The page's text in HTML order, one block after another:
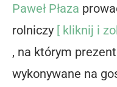
Paweł Płaza
rolniczy [ kliknij i
, na którym
wykonywane na